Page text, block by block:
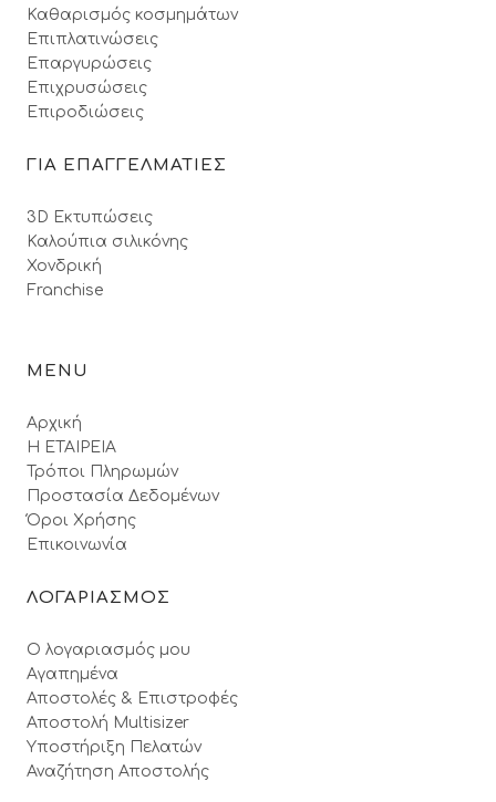
Καθαρισμός κοσμημάτων
Επιπλατινώσεις
Επαργυρώσεις
Επιχρυσώσεις
Επιροδιώσεις
ΓΙΑ ΕΠΑΓΓΕΛΜΑΤΙΕΣ
3D Εκτυπώσεις
Καλούπια σιλικόνης
Χονδρική
Franchise
MENU
Αρχική
Η ΕΤΑΙΡΕΙΑ
Τρόποι Πληρωμών
Προστασία Δεδομένων
Όροι Xρήσης
Επικοινωνία
ΛΟΓΑΡΙΑΣΜΟΣ
Ο λογαριασμός μου
Αγαπημένα
Αποστολές & Επιστροφές
Αποστολή Multisizer
Υποστήριξη Πελατών
Αναζήτηση Αποστολής